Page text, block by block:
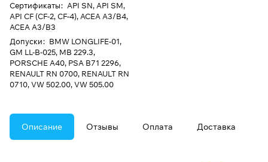
Сертификаты: API SN, API SM,
API CF (CF-2, CF-4), ACEA A3/B4,
ACEA A3/B3
Допуски: BMW LONGLIFE-01,
GM LL-B-025, MB 229.3,
PORSCHE A40, PSA B71 2296,
RENAULT RN 0700, RENAULT RN
0710, VW 502.00, VW 505.00
Описание Отзывы Оплата Доставка